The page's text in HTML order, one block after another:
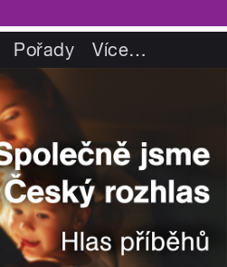
Pořady Více…